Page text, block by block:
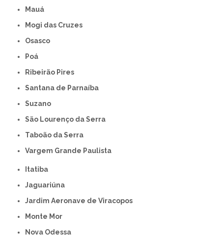
Mauá
Mogi das Cruzes
Osasco
Poá
Ribeirão Pires
Santana de Parnaíba
Suzano
São Lourenço da Serra
Taboão da Serra
Vargem Grande Paulista
Itatiba
Jaguariúna
Jardim Aeronave de Viracopos
Monte Mor
Nova Odessa